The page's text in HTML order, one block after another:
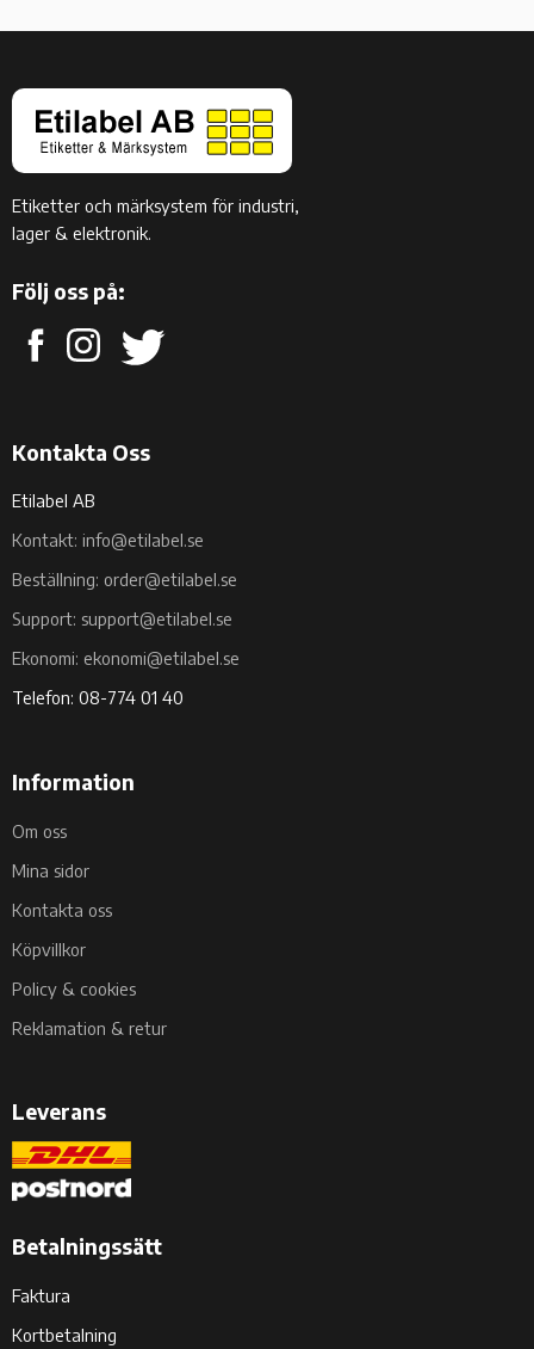
Etiketter och märksystem för industri,
lager & elektronik.
Följ oss på:
Kontakta Oss
Etilabel AB
Kontakt: info@etilabel.se
Beställning: order@etilabel.se
Support: support@etilabel.se
Ekonomi: ekonomi@etilabel.se
Telefon: 08-774 01 40
Information
Om oss
Mina sidor
Kontakta oss
Köpvillkor
Policy & cookies
Reklamation & retur
Leverans
Betalningssätt
Faktura
Kortbetalning